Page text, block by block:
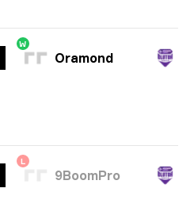
W
Oramond
L
9BoomPro